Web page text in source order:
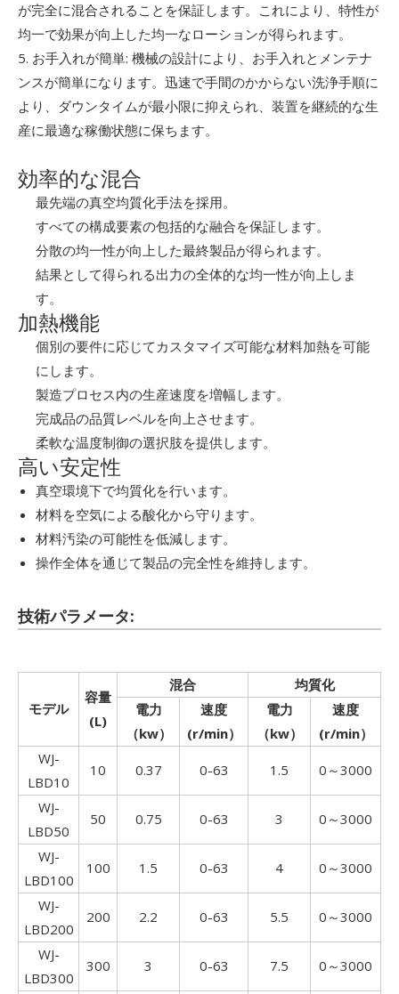
が完全に混合されることを保証します。これにより、特性が
均一で効果が向上した均一なローションが得られます。
5. お手入れが簡単: 機械の設計により、お手入れとメンテナ
ンスが簡単になります。迅速で手間のかからない洗浄手順に
より、ダウンタイムが最小限に抑えられ、装置を継続的な生
産に最適な稼働状態に保ちます。
効率的な混合
最先端の真空均質化手法を採用。
すべての構成要素の包括的な融合を保証します。
分散の均一性が向上した最終製品が得られます。
結果として得られる出力の全体的な均一性が向上しま
す。
加熱機能
個別の要件に応じてカスタマイズ可能な材料加熱を可能
にします。
製造プロセス内の生産速度を増幅します。
完成品の品質レベルを向上させます。
柔軟な温度制御の選択肢を提供します。
高い安定性
真空環境下で均質化を行います。
材料を空気による酸化から守ります。
材料汚染の可能性を低減します。
操作全体を通じて製品の完全性を維持します。
技術パラメータ:
モデル
容量
(L)
混合
均質化
電力
（kw）
速度
(r/min）
電力
（kw）
速度
(r/min）
WJ-
LBD10
10 0.37 0-63 1.5 0～3000
WJ-
LBD50
50 0.75 0-63 3 0～3000
WJ-
LBD100
100 1.5 0-63 4 0～3000
WJ-
LBD200
200 2.2 0-63 5.5 0～3000
WJ-
LBD300
300 3 0-63 7.5 0～3000